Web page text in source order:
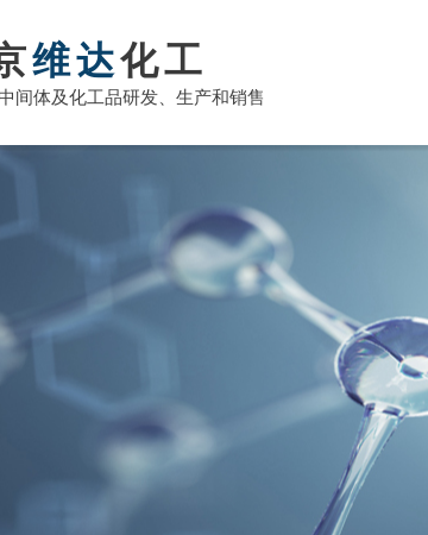
维达化工
间体及化工品研发、生产和销售